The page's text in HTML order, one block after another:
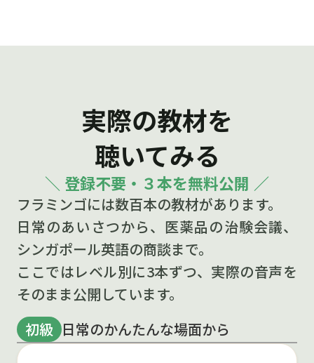
実際の教材を
聴いてみる
＼ 登録不要・３本を無料公開 ／
フラミンゴには数百本の教材があります。
日常のあいさつから、医薬品の治験会議、
シンガポール英語の商談まで。
ここではレベル別に3本ずつ、実際の音声を
そのまま公開しています。
初級 日常のかんたんな場面から